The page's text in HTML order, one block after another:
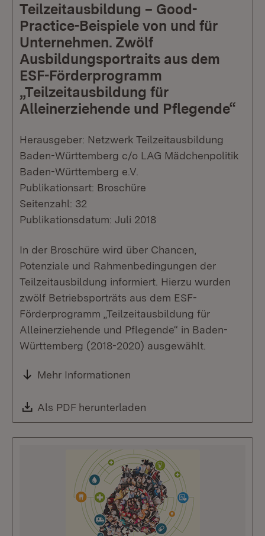
Teilzeitausbildung – Good-
Practice-Beispiele von und für
Unternehmen. Zwölf
Ausbildungsportraits aus dem
ESF-Förderprogramm
„Teilzeitausbildung für
Alleinerziehende und Pflegende“
Herausgeber: Netzwerk Teilzeitausbildung
Baden-Württemberg c/o LAG Mädchenpolitik
Baden-Württemberg e.V.
Publikationsart: Broschüre
Seitenzahl: 32
Publikationsdatum: Juli 2018
In der Broschüre wird über Chancen,
Potenziale und Rahmenbedingungen der
Teilzeitausbildung informiert. Hierzu wurden
zwölf Betriebsporträts aus dem ESF-
Förderprogramm „Teilzeitausbildung für
Alleinerziehende und Pflegende“ in Baden-
Württemberg (2018-2020) ausgewählt.
Mehr Informationen
Download:
Als PDF herunterladen